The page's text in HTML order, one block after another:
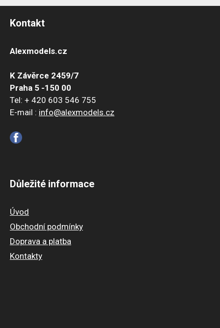
Kontakt
Alexmodels.cz
K Závěrce 2459/7
Praha 5 -150 00
Tel: + 420 603 546 755
E-mail : info@alexmodels.cz
Důležité informace
Úvod
Obchodní podmínky
Doprava a platba
Kontakty